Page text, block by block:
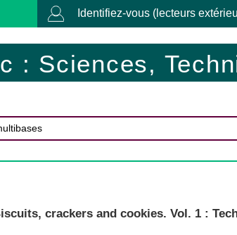
Identifiez-vous (lecteurs
: Sciences,
crackers and cookies. Vol. 1 :